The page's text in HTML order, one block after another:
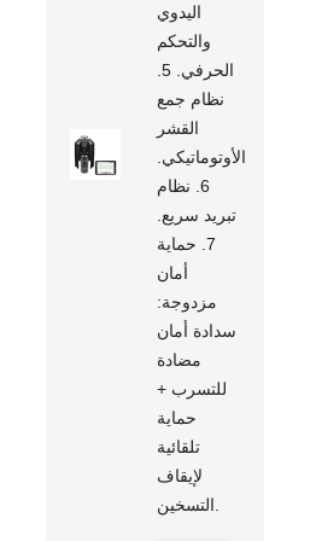
اليدوي
والتحكم
الحرفي. 5.
نظام جمع
القشر
الأوتوماتيكي.
6. نظام
تبريد سريع.
7. حماية
أمان
مزدوجة:
سدادة أمان
مضادة
للتسرب +
حماية
تلقائية
لإيقاف